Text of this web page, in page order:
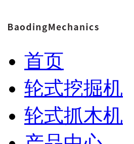
首页
轮式挖掘机
轮式抓木机